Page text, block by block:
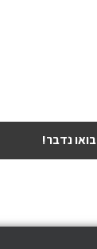
בואו נדבר!